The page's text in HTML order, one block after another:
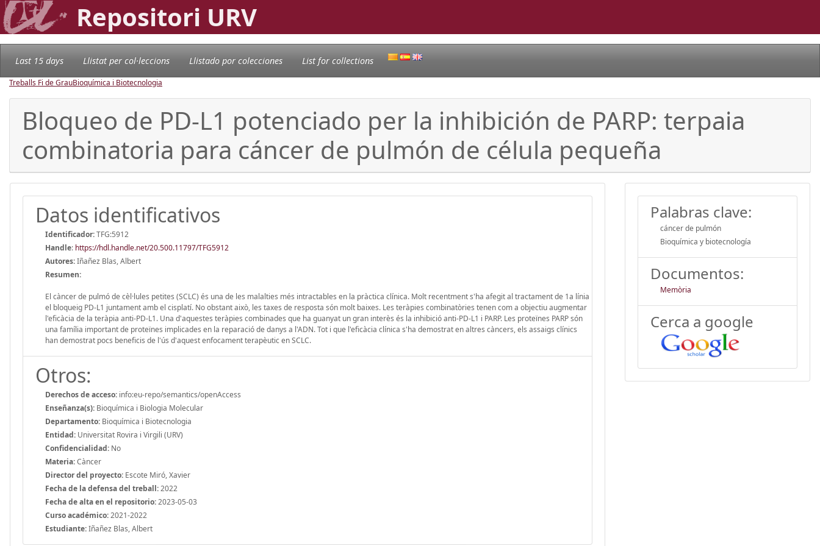
Repositori URV
Last 15 days Llistat per col·leccions Llistado por colecciones List for collections
Treballs Fi de GrauBioquímica i Biotecnologia
Bloqueo de PD-L1 potenciado per la inhibición de PARP: terpaia
combinatoria para cáncer de pulmón de célula pequeña
Datos identificativos
Identificador:TFG:5912
Handle: https://hdl.handle.net/20.500.11797/TFG5912
Autores:Iñañez Blas, Albert
Resumen:
El càncer de pulmó de cèl·lules petites (SCLC) és una de les malalties més intractables en la pràctica clínica. Molt recentment s'ha afegit al tractament de 1a línia
el bloqueig PD-L1 juntament amb el cisplatí. No obstant això, les taxes de resposta són molt baixes. Les teràpies combinatòries tenen com a objectiu augmentar
l'eficàcia de la teràpia anti-PD-L1. Una d'aquestes teràpies combinades que ha guanyat un gran interès és la inhibició anti-PD-L1 i PARP. Les proteïnes PARP són
una família important de proteïnes implicades en la reparació de danys a l'ADN. Tot i que l'eficàcia clínica s'ha demostrat en altres càncers, els assaigs clínics
han demostrat pocs beneficis de l'ús d'aquest enfocament terapèutic en SCLC.
Otros:
Derechos de acceso: info:eu-repo/semantics/openAccess
Enseñanza(s): Bioquímica i Biologia Molecular
Departamento: Bioquímica i Biotecnologia
Entidad: Universitat Rovira i Virgili (URV)
Confidencialidad: No
Materia:Càncer
Director del proyecto: Escote Miró, Xavier
Fecha de la defensa del treball:2022
Fecha de alta en el repositorio:2023-05-03
Curso académico:2021-2022
Estudiante:Iñañez Blas, Albert
Palabras clave:
cáncer de pulmón
Bioquímica y biotecnología
Documentos:
Memòria
Cerca a google